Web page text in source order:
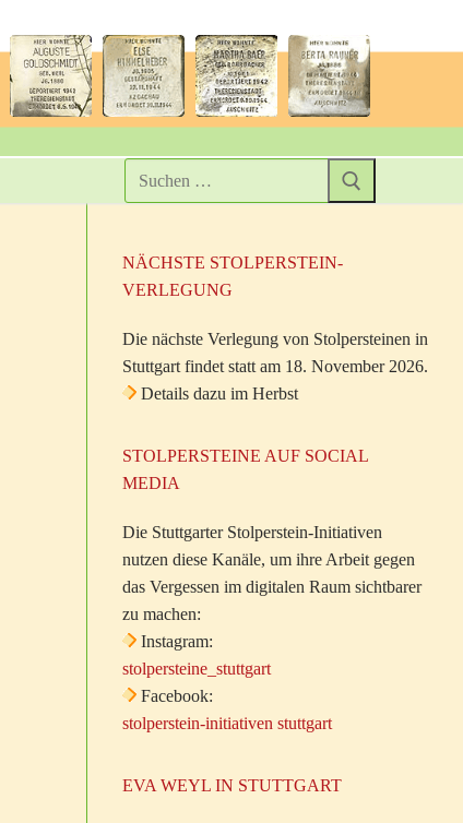
NÄCHSTE STOLPERSTEIN-
VERLEGUNG
Die nächste Verlegung von Stolpersteinen in
Stuttgart findet statt am 18. November 2026.
Details dazu im Herbst
STOLPERSTEINE AUF SOCIAL
MEDIA
Die Stuttgarter Stolperstein-Initiativen
nutzen diese Kanäle, um ihre Arbeit gegen
das Vergessen im digitalen Raum sichtbarer
zu machen:
Instagram:
stolpersteine_stuttgart
Facebook:
stolperstein-initiativen stuttgart
EVA WEYL IN STUTTGART